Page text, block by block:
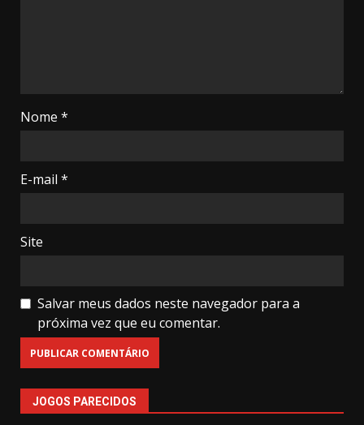
Nome *
E-mail *
Site
Salvar meus dados neste navegador para a
próxima vez que eu comentar.
JOGOS PARECIDOS